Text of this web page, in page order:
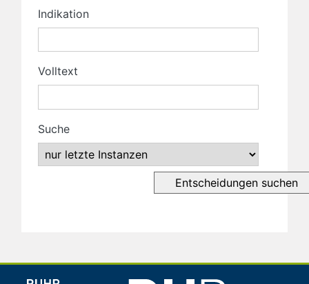
Indikation
Volltext
Suche